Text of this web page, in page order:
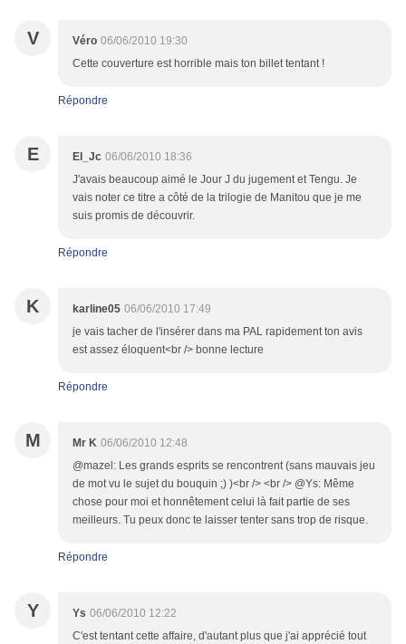
V Véro 06/06/2010 19:30
Cette couverture est horrible mais ton billet tentant !
Répondre
E El_Jc 06/06/2010 18:36
J'avais beaucoup aimé le Jour J du jugement et Tengu. Je
vais noter ce titre a côté de la trilogie de Manitou que je me
suis promis de découvrir.
Répondre
K karline05 06/06/2010 17:49
je vais tacher de l'insérer dans ma PAL rapidement ton avis
est assez éloquent<br /> bonne lecture
Répondre
M Mr K 06/06/2010 12:48
@mazel: Les grands esprits se rencontrent (sans mauvais jeu
de mot vu le sujet du bouquin ;) )<br /> <br /> @Ys: Même
chose pour moi et honnêtement celui là fait partie de ses
meilleurs. Tu peux donc te laisser tenter sans trop de risque.
Répondre
Y Ys 06/06/2010 12:22
C'est tentant cette affaire, d'autant plus que j'ai apprécié tout